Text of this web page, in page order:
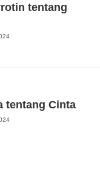
tentang
tentang Cinta